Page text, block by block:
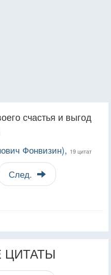
счастья и выгод
Фонвизин), 19 цитат
След.